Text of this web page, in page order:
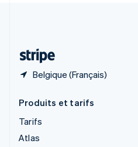
Belgique (Français)
Produits et tarifs
Tarifs
Atlas